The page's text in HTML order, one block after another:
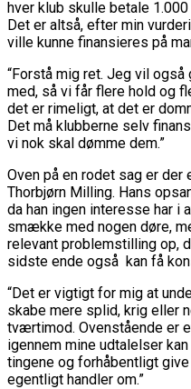
hver klub skulle betale
Det er altså, efter min
ville kunne finansieres på
“Forstå mig ret. Jeg vil
med, så vi får flere hold og
det er rimeligt, at det er
Det må klubberne selv
vi nok skal dømme dem.”
Oven på en rodet sag er
Thorbjørn Milling. Hans
da han ingen interesse har i
smække med nogen døre,
relevant problemstilling op,
sidste ende også kan få
“Det er vigtigt for mig at
skabe mere splid, krig eller
tværtimod. Ovenstående er
igennem mine udtalelser
tingene og forhåbentligt
egentligt handler om.”